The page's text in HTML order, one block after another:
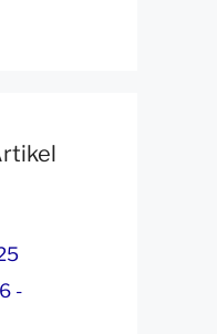
-